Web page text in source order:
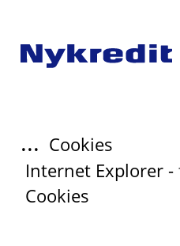
... Cookies
Internet Explorer
Cookies